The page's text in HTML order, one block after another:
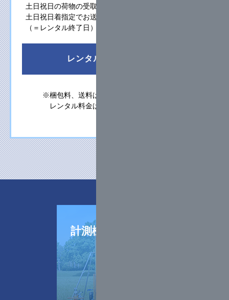
土日祝日の荷物の受取はできません。
土日祝日着指定でお送りいただいても、受取は翌営業日
（＝レンタル終了日）となります。
※梱包料、送料は含まれておりません。
レンタル料金は変更になる可能性がございます。
計測機器